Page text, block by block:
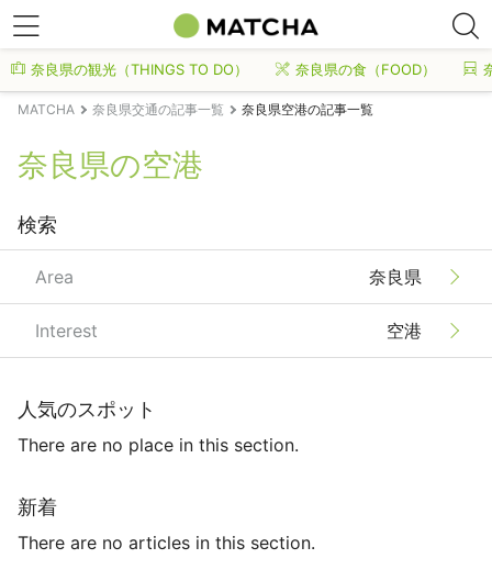
奈良県の観光（THINGS TO DO） 奈良県の食（FOOD）
MATCHA 奈良県交通の記事一覧 奈良県空港の記事一覧
奈良県の空港
検索
Area 奈良県
Interest 空港
人気のスポット
There are no place in this section.
新着
There are no articles in this section.